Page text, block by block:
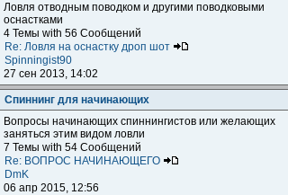
Ловля отводным поводком и другими поводковыми
оснастками
4 Темы with 56 Сообщений
Re: Ловля на оснастку дроп шот
Spinningist90
27 сен 2013, 14:02
Спиннинг для начинающих
Вопросы начинающих спиннингистов или желающих
заняться этим видом ловли
7 Темы with 54 Сообщений
Re: ВОПРОС НАЧИНАЮЩЕГО
DmK
06 апр 2015, 12:56